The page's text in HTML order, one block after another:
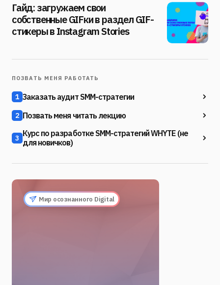
Гайд: загружаем свои
собственные GIFки в раздел GIF-
стикеры в Instagram Stories
ПОЗВАТЬ МЕНЯ РАБОТАТЬ
1 Заказать аудит SMM-стратегии
2 Позвать меня читать лекцию
3 Курс по разработке SMM-стратегий WHYTE (не
для новичков)
Мир осознанного Digital